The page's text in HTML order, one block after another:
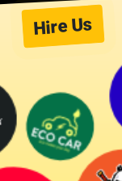
Hire Us